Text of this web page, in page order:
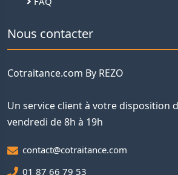
Nous contacter
Cotraitance.com By REZO
Un service client à votre disposition
vendredi de 8h à 19h
contact@cotraitance.com
01 87 66 79 53